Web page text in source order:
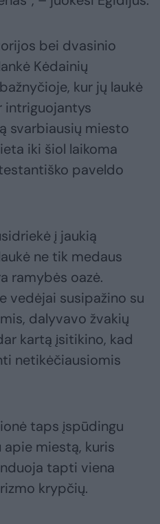
bei dvasinio
Kėdainių
kur jų laukė
intriguojantys
svarbiausių miesto
iki šiol laikoma
paveldo
į jaukią
ne tik medaus
ramybės oazė.
vedėjai susipažino su
dalyvavo žvakių
kartą įsitikino, kad
netikėčiausiomis
taps įspūdingu
miestą, kuris
tapti viena
krypčių.